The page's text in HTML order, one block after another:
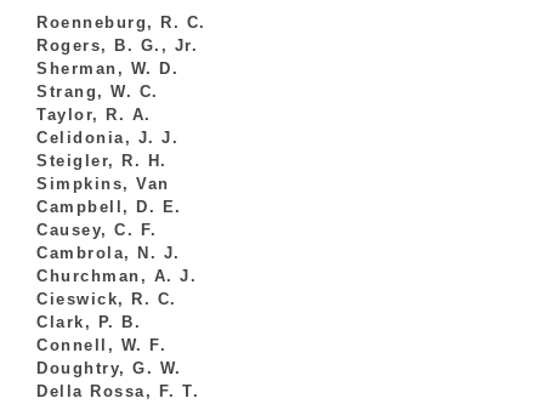
Roenneburg, R. C.
Rogers, B. G., Jr.
Sherman, W. D.
Strang, W. C.
Taylor, R. A.
Celidonia, J. J.
Steigler, R. H.
Simpkins, Van
Campbell, D. E.
Causey, C. F.
Cambrola, N. J.
Churchman, A. J.
Cieswick, R. C.
Clark, P. B.
Connell, W. F.
Doughtry, G. W.
Della Rossa, F. T.